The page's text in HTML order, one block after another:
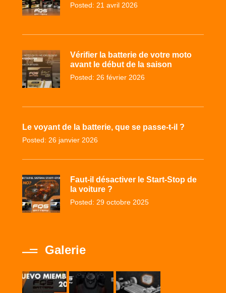
Posted: 21 avril 2026
Vérifier la batterie de votre moto
avant le début de la saison
Posted: 26 février 2026
Le voyant de la batterie, que se passe-t-il ?
Posted: 26 janvier 2026
Faut-il désactiver le Start-Stop de
la voiture ?
Posted: 29 octobre 2025
Galerie